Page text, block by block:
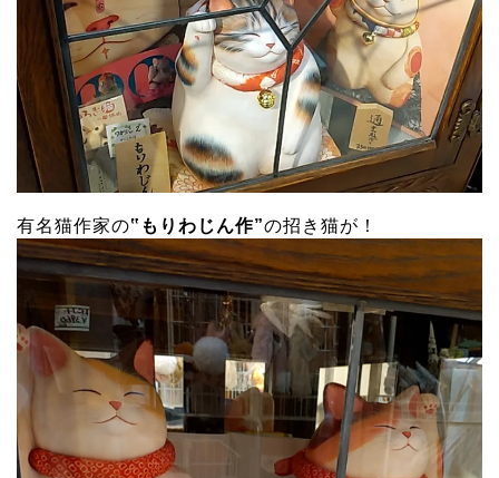
有名猫作家の‟もりわじん作”の招き猫が！